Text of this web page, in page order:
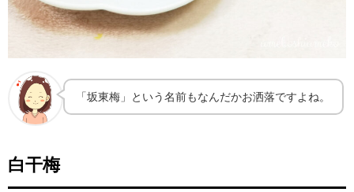
「坂東梅」という名前もなんだかお洒落ですよね。
白干梅